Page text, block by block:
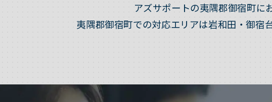
アズサポートの夷隅郡御宿町に
夷隅郡御宿町での対応エリアは岩和田・御宿